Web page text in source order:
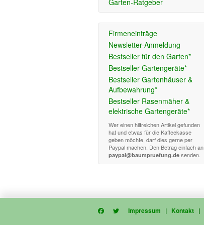
Garten-Ratgeber
Firmeneinträge
Newsletter-Anmeldung
Bestseller für den Garten*
Bestseller Gartengeräte*
Bestseller Gartenhäuser &
Aufbewahrung*
Bestseller Rasenmäher &
elektrische Gartengeräte*
Wer einen hilfreichen Artikel gefunden
hat und etwas für die Kaffeekasse
geben möchte, darf dies gerne per
Paypal machen. Den Betrag einfach an
paypal@baumpruefung.de senden.
Impressum | Kontakt |